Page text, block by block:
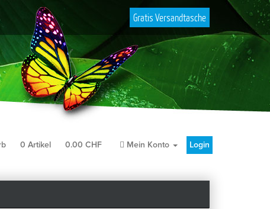
Gratis Versandtasche
0 Artikel 0.00 CHF Mein Konto Login